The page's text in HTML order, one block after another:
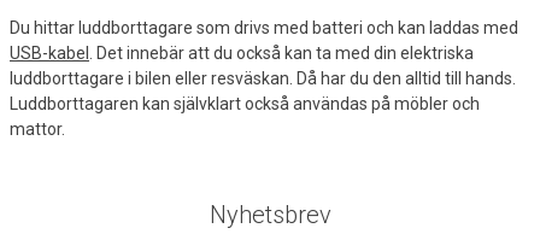
Du hittar luddborttagare som drivs med batteri och kan laddas med
USB-kabel
. Det innebär att du också kan ta med din elektriska
luddborttagare i bilen eller resväskan. Då har du den alltid till hands.
Luddborttagaren kan självklart också användas på möbler och
mattor.
Nyhetsbrev